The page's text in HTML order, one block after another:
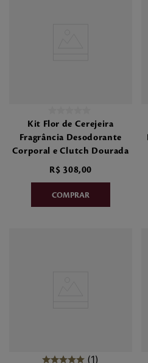
Kit Flor de Cerejeira
Fragrância Desodorante
Corporal e Clutch Dourada
R$ 308,00
1